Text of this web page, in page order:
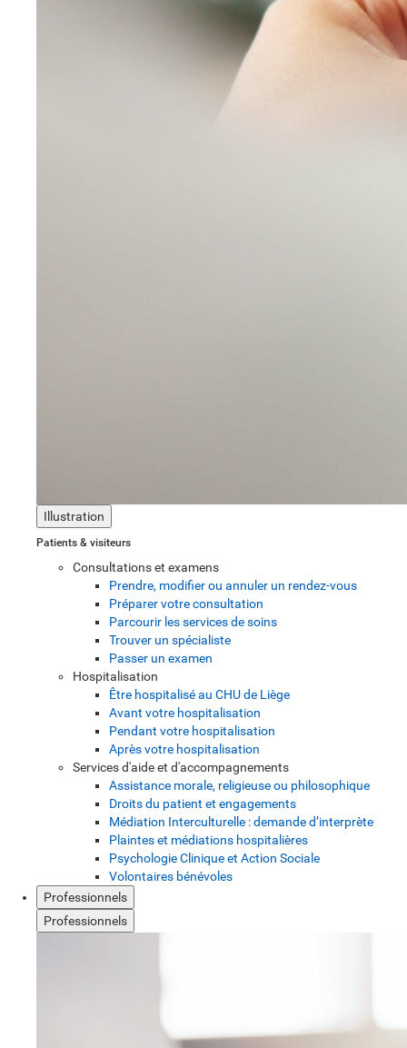
Illustration
Patients & visiteurs
Consultations et examens
Prendre, modifier ou annuler un rendez-vous
Préparer votre consultation
Parcourir les services de soins
Trouver un spécialiste
Passer un examen
Hospitalisation
Être hospitalisé au CHU de Liège
Avant votre hospitalisation
Pendant votre hospitalisation
Après votre hospitalisation
Services d'aide et d'accompagnements
Assistance morale, religieuse ou philosophique
Droits du patient et engagements
Médiation Interculturelle : demande d’interprète
Plaintes et médiations hospitalières
Psychologie Clinique et Action Sociale
Volontaires bénévoles
Professionnels
Professionnels